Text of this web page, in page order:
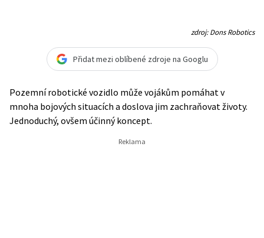
zdroj: Dons Robotics
Přidat mezi oblíbené zdroje na Googlu
Pozemní robotické vozidlo může vojákům pomáhat v
mnoha bojových situacích a doslova jim zachraňovat životy.
Jednoduchý, ovšem účinný koncept.